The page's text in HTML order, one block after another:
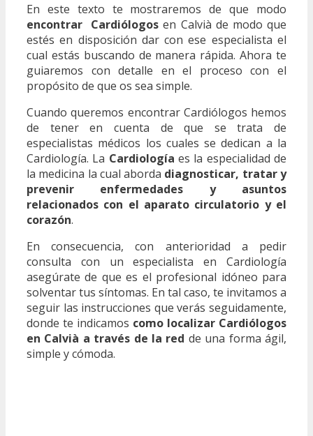
En este texto te mostraremos de que modo
encontrar Cardiólogos en Calvià de modo que
estés en disposición dar con ese especialista el
cual estás buscando de manera rápida. Ahora te
guiaremos con detalle en el proceso con el
propósito de que os sea simple.
Cuando queremos encontrar Cardiólogos hemos
de tener en cuenta de que se trata de
especialistas médicos los cuales se dedican a la
Cardiología. La Cardiología es la especialidad de
la medicina la cual aborda diagnosticar, tratar y
prevenir enfermedades y asuntos
relacionados con el aparato circulatorio y el
corazón.
En consecuencia, con anterioridad a pedir
consulta con un especialista en Cardiología
asegúrate de que es el profesional idóneo para
solventar tus síntomas. En tal caso, te invitamos a
seguir las instrucciones que verás seguidamente,
donde te indicamos como localizar Cardiólogos
en Calvià a través de la red de una forma ágil,
simple y cómoda.